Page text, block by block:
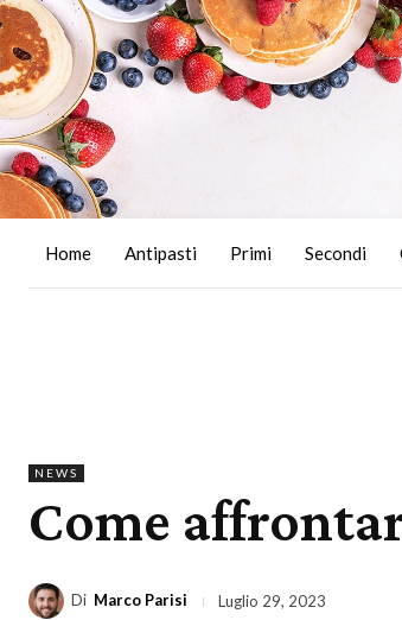
Home Antipasti Primi Secondi
NEWS
Come
Di Marco Parisi Luglio 29, 2023